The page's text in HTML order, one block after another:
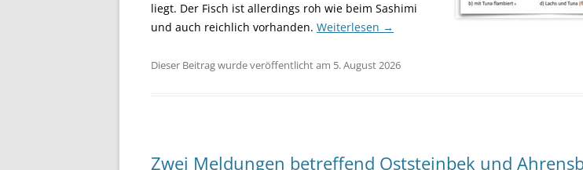
liegt. Der Fisch ist allerdings roh wie beim Sashimi
und auch reichlich vorhanden. Weiterlesen →
Dieser Beitrag wurde veröffentlicht am 5. August 2026
Zwei Meldungen betreffend Oststeinbek und